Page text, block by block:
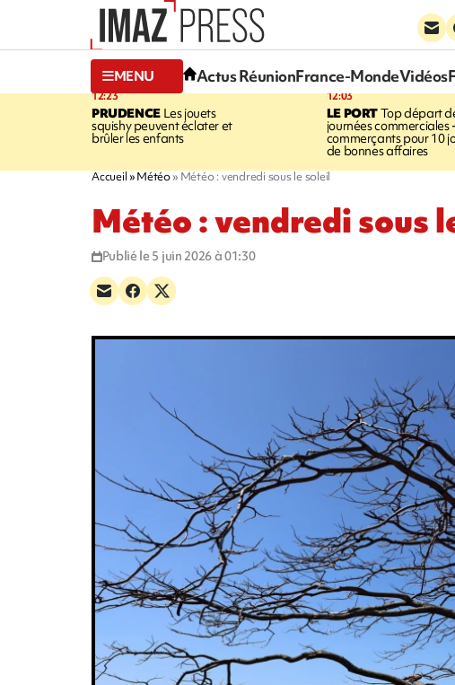
MENU Actus RéunionFrance-MondeVidéos
12:23
PRUDENCELes jouets
squishy peuvent éclater et
brûler les enfants
12:03
LE PORTTop départ
journées commerciales
commerçants pour 10
de bonnes affaires
Accueil Météo Météo : vendredi sous le soleil
Météo : vendredi sous
Publié le 5 juin 2026 à 01:30